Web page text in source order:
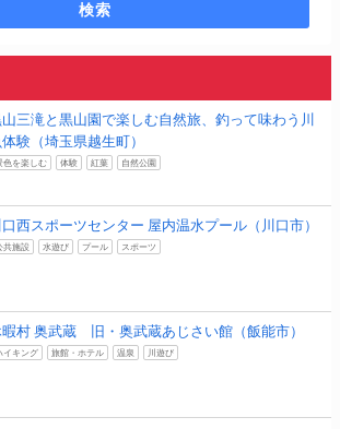
検索
三滝と黒山園で楽しむ自然旅、釣って味わう川
験（埼玉県越生町）
色を楽しむ 体験 紅葉 自然公園
口西スポーツセンター 屋内温水プール（川口市）
共施設 水遊び プール スポーツ
暇村 奥武蔵 旧・奥武蔵あじさい館（飯能市）
イキング 旅館・ホテル 温泉 川遊び